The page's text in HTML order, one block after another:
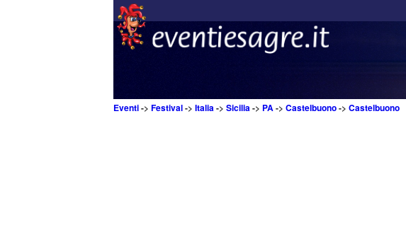
Eventi-> Festival-> Italia-> Sicilia-> PA-> Castelbuono-> Castelbuono